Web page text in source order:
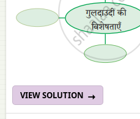
VIEW SOLUTION